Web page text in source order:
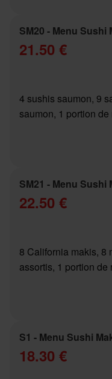
SM20 - Menu Sushi
21.50 €
4 sushis saumon, 9
saumon, 1 portion
SM21 - Menu Sushi
22.50 €
8 California makis, 8
assortis, 1 portion
S1 - Menu Sushi
18.30 €